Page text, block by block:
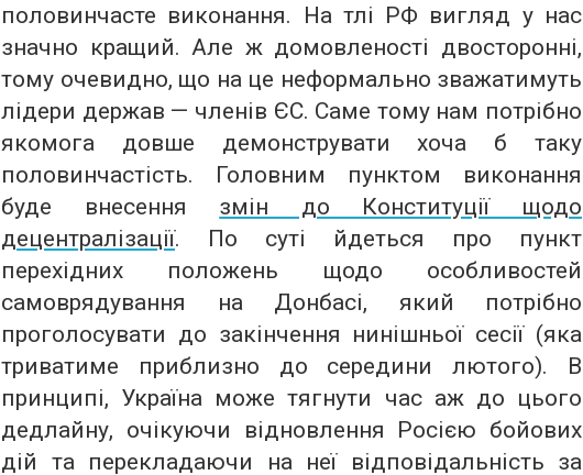
половинчасте виконання. На тлі РФ вигляд у нас
значно кращий. Але ж домовленості двосторонні,
тому очевидно, що на це неформально зважатимуть
лідери держав — членів ЄС. Саме тому нам потрібно
якомога довше демонструвати хоча б таку
половинчастість. Головним пунктом виконання
буде внесення змін до Конституції щодо
децентралізації. По суті йдеться про пункт
перехідних положень щодо особливостей
самоврядування на Донбасі, який потрібно
проголосувати до закінчення нинішньої сесії (яка
триватиме приблизно до середини лютого). В
принципі, Україна може тягнути час аж до цього
дедлайну, очікуючи відновлення Росією бойових
дій та перекладаючи на неї відповідальність за